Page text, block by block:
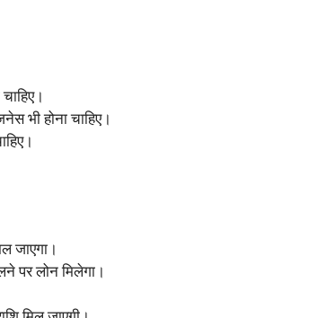
भी होना चाहिए।
जाएगा।
पर लोन मिलेगा।